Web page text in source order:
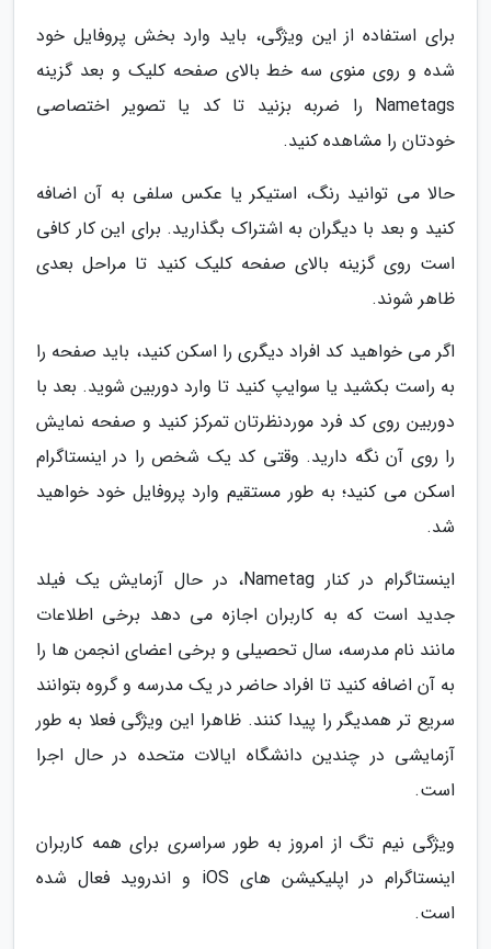
برای استفاده از این ویژگی، باید وارد بخش پروفایل خود
شده و روی منوی سه خط بالای صفحه کلیک و بعد گزینه
Nametags را ضربه بزنید تا کد یا تصویر اختصاصی
خودتان را مشاهده کنید.
حالا می توانید رنگ، استیکر یا عکس سلفی به آن اضافه
کنید و بعد با دیگران به اشتراک بگذارید. برای این کار کافی
است روی گزینه بالای صفحه کلیک کنید تا مراحل بعدی
ظاهر شوند.
اگر می خواهید کد افراد دیگری را اسکن کنید، باید صفحه را
به راست بکشید یا سوایپ کنید تا وارد دوربین شوید. بعد با
دوربین روی کد فرد موردنظرتان تمرکز کنید و صفحه نمایش
را روی آن نگه دارید. وقتی کد یک شخص را در اینستاگرام
اسکن می کنید؛ به طور مستقیم وارد پروفایل خود خواهید
شد.
اینستاگرام در کنار Nametag، در حال آزمایش یک فیلد
جدید است که به کاربران اجازه می دهد برخی اطلاعات
مانند نام مدرسه، سال تحصیلی و برخی اعضای انجمن ها را
به آن اضافه کنید تا افراد حاضر در یک مدرسه و گروه بتوانند
سریع تر همدیگر را پیدا کنند. ظاهرا این ویژگی فعلا به طور
آزمایشی در چندین دانشگاه ایالات متحده در حال اجرا
است.
ویژگی نیم تگ از امروز به طور سراسری برای همه کاربران
اینستاگرام در اپلیکیشن های iOS و اندروید فعال شده
است.